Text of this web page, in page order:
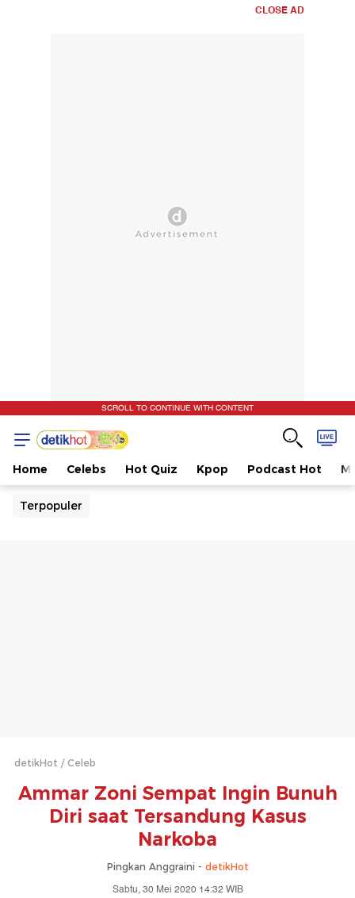
CLOSE AD
SCROLL TO CONTINUE WITH CONTENT
Home Celebs Hot Quiz Kpop Podcast Hot
Terpopuler
detikHot Celeb
Ammar Zoni Sempat Ingin Bunuh
Diri saat Tersandung Kasus
Narkoba
Pingkan Anggraini - detikHot
Sabtu, 30 Mei 2020 14:32 WIB